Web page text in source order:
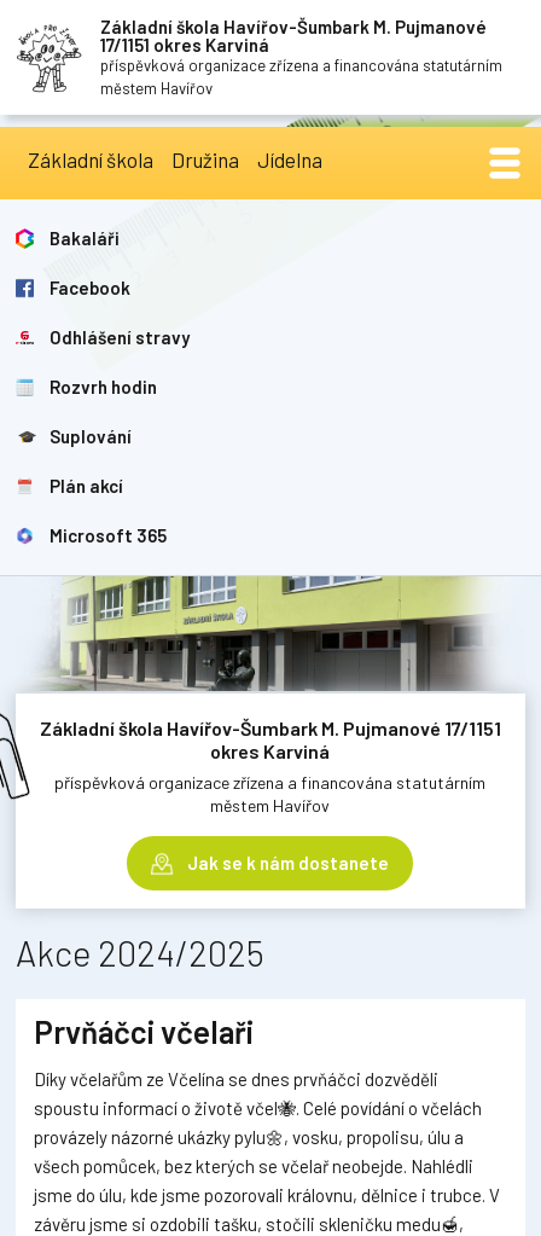
Základní škola Havířov-Šumbark M. Pujmanové
17/1151 okres Karviná
příspěvková organizace zřízena a financována statutárním
městem Havířov
Základní škola Družina Jídelna
Bakaláři
Facebook
Odhlášení stravy
Rozvrh hodin
Suplování
Plán akcí
Microsoft 365
Základní škola Havířov-Šumbark M. Pujmanové 17/1151
okres Karviná
příspěvková organizace zřízena a financována statutárním
městem Havířov
Jak se k nám dostanete
Akce 2024/2025
Prvňáčci včelaři
Díky včelařům ze Včelína se dnes prvňáčci dozvěděli
spoustu informací o životě včel🐝. Celé povídání o včelách
provázely názorné ukázky pylu🌼, vosku, propolisu, úlu a
všech pomůcek, bez kterých se včelař neobejde. Nahlédli
jsme do úlu, kde jsme pozorovali královnu, dělnice i trubce. V
závěru jsme si ozdobili tašku, stočili skleničku medu🍯,